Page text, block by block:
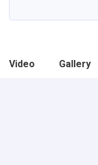
Gallery
Video